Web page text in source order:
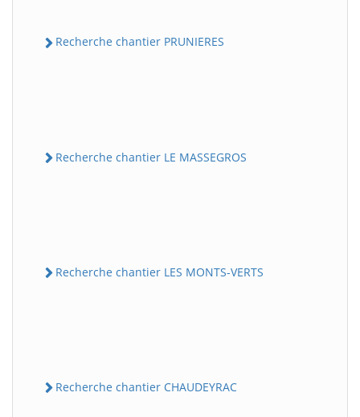
Recherche chantier PRUNIERES
Recherche chantier LE MASSEGROS
Recherche chantier LES MONTS-VERTS
Recherche chantier CHAUDEYRAC